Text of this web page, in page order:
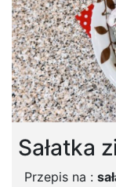
Sałatka
Przepis na :